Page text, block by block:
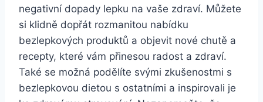
negativní dopady lepku na vaše zdraví. Můžete
si klidně dopřát rozmanitou nabídku
bezlepkových produktů a objevit nové chutě a
recepty, které vám přinesou radost a zdraví.
Také se možná podělíte svými zkušenostmi s
bezlepkovou dietou s ostatními a inspirovali je